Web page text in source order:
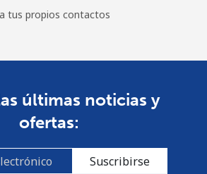
tus propios contactos
últimas noticias y
ofertas:
Suscribirse